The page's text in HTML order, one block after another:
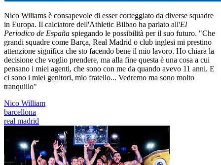
Nico Wiliams è consapevole di esser corteggiato da diverse squadre
in Europa. Il calciatore dell'Athletic Bilbao ha parlato all'El
Periodico de España spiegando le possibilità per il suo futuro. "Che
grandi squadre come Barça, Real Madrid o club inglesi mi prestino
attenzione significa che sto facendo bene il mio lavoro. Ho chiara la
decisione che voglio prendere, ma alla fine questa è una cosa a cui
pensano i miei agenti, che sono con me da quando avevo 11 anni. E
ci sono i miei genitori, mio ​​fratello... Vedremo ma sono molto
tranquillo"
Nico William
barcellona
real madrid